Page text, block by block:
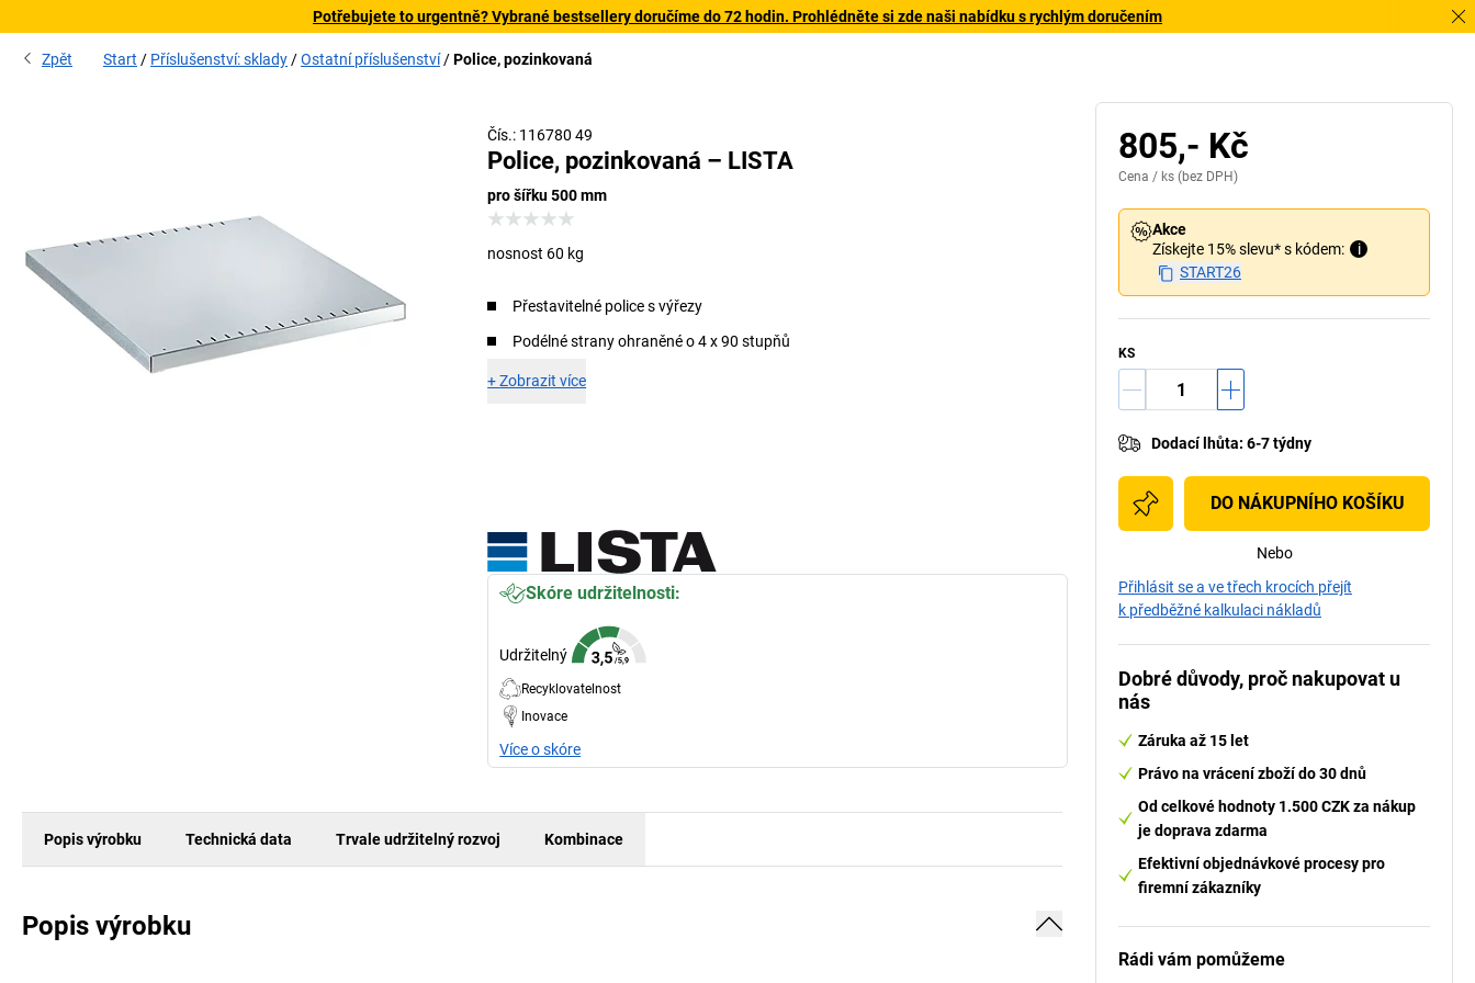
Potřebujete to urgentně? Vybrané bestsellery doručíme do 72 hodin. Prohlédněte si zde naši nabídku s rychlým doručením
Zpět Start Příslušenství: sklady Ostatní příslušenství Police, pozinkovaná
Čís.: 116780 49
Police, pozinkovaná – LISTA
pro šířku 500 mm
nosnost 60 kg
Přestavitelné police s výřezy
Podélné strany ohraněné o 4 x 90 stupňů
+Zobrazit více
Skóre udržitelnosti:
Udržitelný
Recyklovatelnost
Inovace
Více o skóre
Popis výrobku Technická data Trvale udržitelný rozvoj Kombinace
Popis výrobku
805,- Kč
Cena / ks (bez DPH)
Akce
Získejte 15% slevu* s kódem:
i
START26
KS
Dodací lhůta: 6-7 týdny
DO NÁKUPNÍHO KOŠÍKU
Nebo
Přihlásit se a ve třech krocích přejít
k předběžné kalkulaci nákladů
Dobré důvody, proč nakupovat u
nás
Záruka až 15 let
Právo na vrácení zboží do 30 dnů
Od celkové hodnoty 1.500 CZK za nákup
je doprava zdarma
Efektivní objednávkové procesy pro
firemní zákazníky
Rádi vám pomůžeme